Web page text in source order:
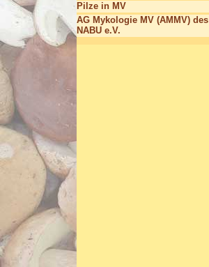
Pilze in MV
AG Mykologie MV (AMMV) des
NABU e.V.